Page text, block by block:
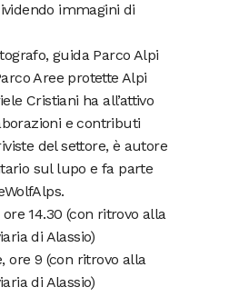
immagini di
guida Parco Alpi
Aree protette Alpi
Cristiani ha all’attivo
e contributi
del settore, è autore
sul lupo e fa parte
14.30 (con ritrovo alla
di Alassio)
ore 9 (con ritrovo alla
di Alassio)